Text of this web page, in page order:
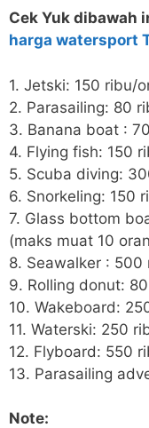
Cek Yuk dibawah
harga watersport
1. Jetski: 150 ribu/
2. Parasailing: 80
3. Banana boat :
4. Flying fish: 150
5. Scuba diving:
6. Snorkeling: 150
7. Glass bottom
(maks muat 10
8. Seawalker : 500
9. Rolling donut:
10. Wakeboard:
11. Waterski: 250
12. Flyboard: 550
13. Parasailing
Note: